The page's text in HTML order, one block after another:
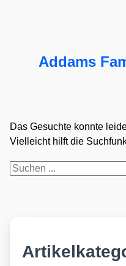
Addams
Das Gesuchte konnte
Vielleicht hilft die
Suchen